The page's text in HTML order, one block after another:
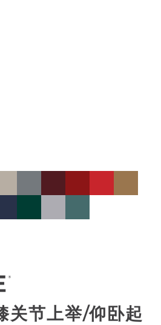
节上举/仰卧起